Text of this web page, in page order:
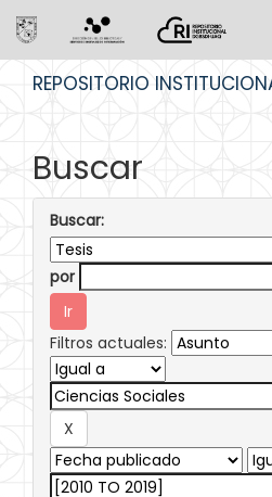
REPOSITORIO
Buscar
Buscar:
por
Filtros actuales: